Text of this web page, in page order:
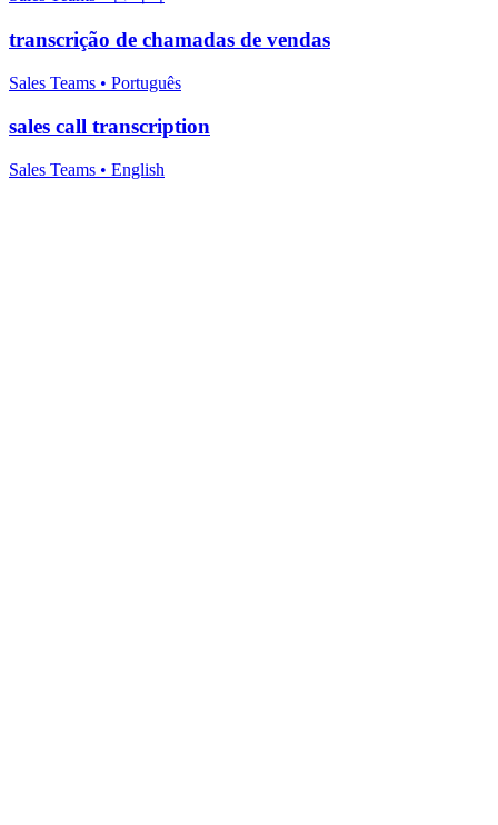
transcrição de chamadas de vendas
Sales Teams • Português
sales call transcription
Sales Teams • English